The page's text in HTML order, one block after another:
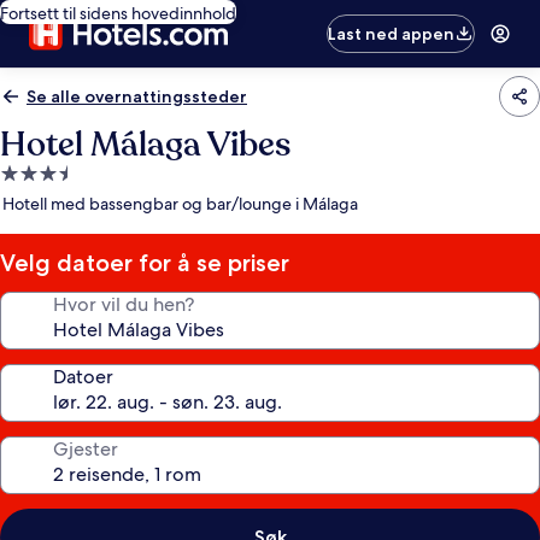
Fortsett til sidens hovedinnhold
Last ned appen
Se alle overnattingssteder
Hotel Málaga Vibes
Overnattingssted
med
stjerner
Hotell med bassengbar og bar/lounge i Málaga
Velg datoer for å se priser
Hvor vil du hen?
Datoer
Gjester